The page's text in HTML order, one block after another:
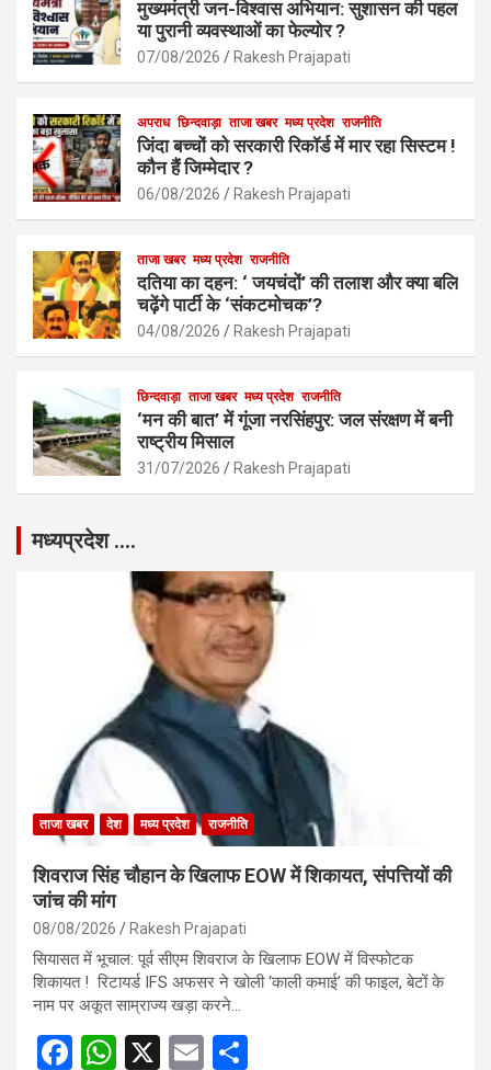
o
o
k
A
p
p
मुख्यमंत्री जन-विश्वास अभियान: सुशासन की पहल
या पुरानी व्यवस्थाओं का फेल्योर ?
07/08/2026 Rakesh Prajapati
अपराध छिन्दवाड़ा ताजा खबर मध्य प्रदेश राजनीति
जिंदा बच्चों को सरकारी रिकॉर्ड में मार रहा सिस्टम !
कौन हैं जिम्मेदार ?
06/08/2026 Rakesh Prajapati
ताजा खबर मध्य प्रदेश राजनीति
दतिया का दहन: ‘ जयचंदों’ की तलाश और क्या बलि
चढ़ेंगे पार्टी के ‘संकटमोचक’?
04/08/2026 Rakesh Prajapati
छिन्दवाड़ा ताजा खबर मध्य प्रदेश राजनीति
‘मन की बात’ में गूंजा नरसिंहपुर: जल संरक्षण में बनी
राष्ट्रीय मिसाल
31/07/2026 Rakesh Prajapati
मध्यप्रदेश ….
ताजा खबर देश मध्य प्रदेश राजनीति
शिवराज सिंह चौहान के खिलाफ EOW में शिकायत, संपत्तियों की
जांच की मांग
08/08/2026 Rakesh Prajapati
सियासत में भूचाल: पूर्व सीएम शिवराज के खिलाफ EOW में विस्फोटक
शिकायत ! रिटायर्ड IFS अफसर ने खोली ‘काली कमाई’ की फाइल, बेटों के
नाम पर अकूत साम्राज्य खड़ा करने…
F
W X
E